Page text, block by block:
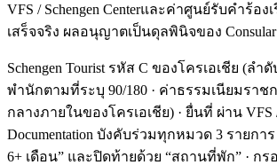
VFS / Schengen Centerและค่าศูนย์รับคำร้อง
เสร็จจริง ผลอนุญาตเป็นดุลพินิจของ Consular
Schengen Tourist รหัส C ของโครเอเชีย (ลำ
พำนักตามที่ระบุ 90/180 · ค่าธรรมเนียมราช
กลางภายในของโครเอเชีย) · ยื่นที่ ผ่าน VFS /
Documentation บังคับร่วมทุกหมวด 3 รายกา
6+ เดือน” และปิดท้ายด้วย “สถานที่พัก” · กร